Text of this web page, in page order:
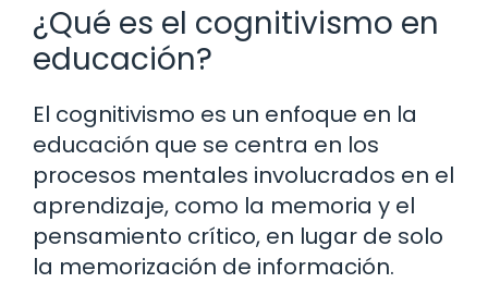
¿Qué es el cognitivismo en
educación?
El cognitivismo es un enfoque en la
educación que se centra en los
procesos mentales involucrados en el
aprendizaje, como la memoria y el
pensamiento crítico, en lugar de solo
la memorización de información.